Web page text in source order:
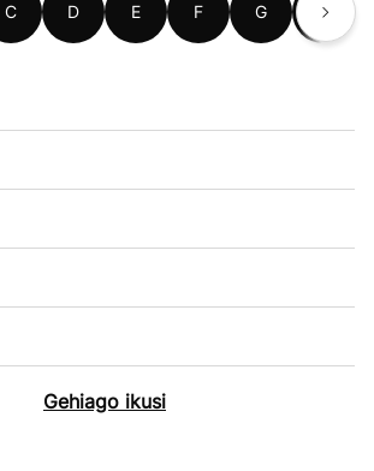
C D E F G H
Gehiago ikusi